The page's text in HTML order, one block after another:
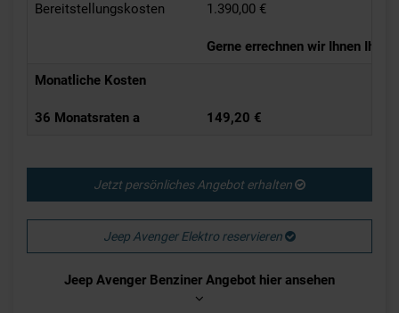
Bereitstellungskosten
1.390,00 €
Gerne errechnen wir Ihnen Ihr
Monatliche Kosten
36 Monatsraten a 149,20 €
Jetzt persönliches Angebot erhalten
Jeep Avenger Elektro reservieren
Jeep Avenger Benziner Angebot hier ansehen